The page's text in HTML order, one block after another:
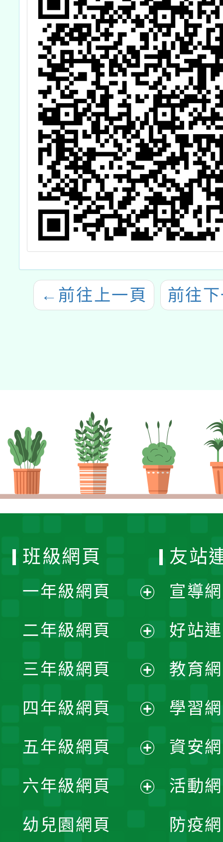
← 前往上一頁 前往
班級網頁
一年級網頁
開
選
單
二年級網頁
開
選
單
三年級網頁
開
選
單
四年級網頁
開
選
五年級網頁
開
六年級網頁
幼兒園網頁
友站
宣導
好站
教育
學習
資安
活動
防疫